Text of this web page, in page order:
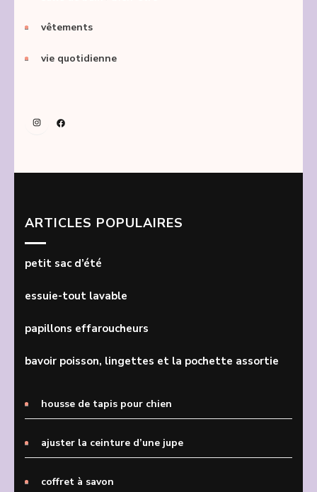
vêtements
vie quotidienne
InstagramFacebook
ARTICLES POPULAIRES
petit sac d’été
essuie-tout lavable
papillons effaroucheurs
bavoir poisson, lingettes et la pochette assortie
housse de tapis pour chien
ajuster la ceinture d’une jupe
coffret à savon